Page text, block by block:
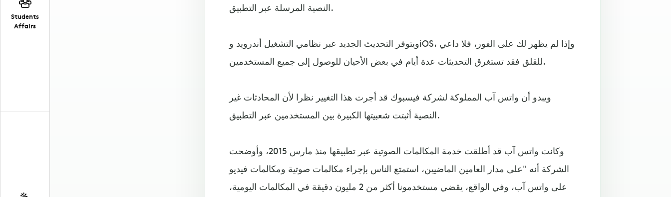
Students
Affairs
النصية المرسلة عبر التطبيق.
ويتوفر التحديث الجديد عبر نظامي التشغيل أندرويد وiOS، وإذا لم يظهر لك على الفور، فلا داعي
للقلق فقد تستغرق التحديثات عدة أيام في بعض الأحيان للوصول إلى جميع المستخدمين.
ويبدو أن واتس آب المملوكة لشركة فيسبوك قد أجرت هذا التغيير نظرا لأن المحادثات غير
النصية أثبتت شعبيتها الكبيرة بين المستخدمين عبر التطبيق.
وكانت واتس آب قد أطلقت خدمة المكالمات الصوتية عبر تطبيقها منذ مارس 2015، وأوضحت
الشركة أنه "على مدار العامين الماضيين، استمتع الناس بإجراء مكالمات صوتية ومكالمات فيديو
على واتس آب، وفي الواقع، يقضي مستخدمونا أكثر من 2 مليون دقيقة في المكالمات اليومية،